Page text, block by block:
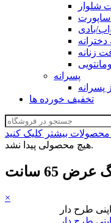
شلوار
بادی
زنانه
پسرانه
پسرانه
تخفیف خورده ها
هیچ محصولی پیدا نشد.
65 سانت
×